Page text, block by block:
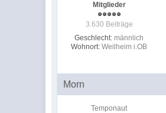
Mitglieder
3.630 Beiträge
Geschlecht: männlich
Wohnort: Weilheim i.OB
Morn
Temponaut